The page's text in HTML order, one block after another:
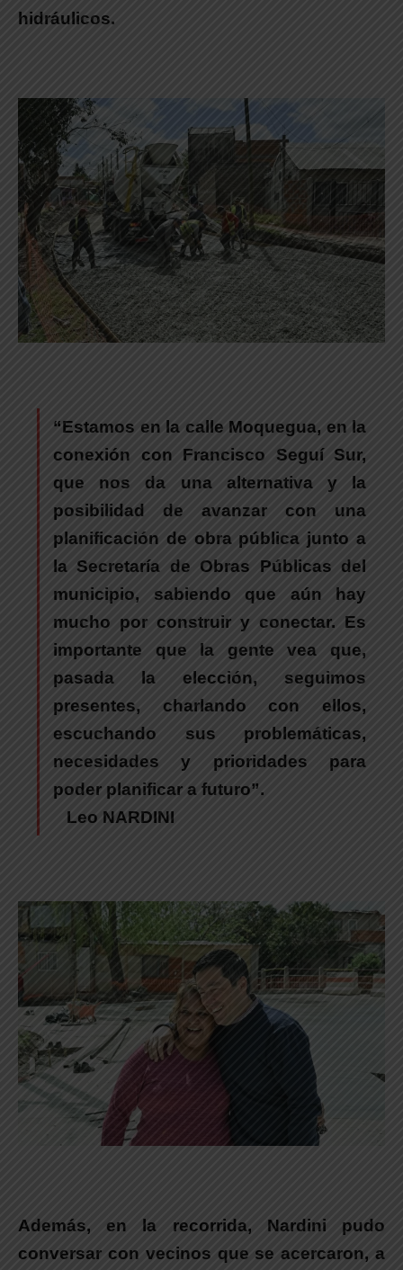
hidráulicos.
“Estamos en la calle Moquegua, en la
conexión con Francisco Seguí Sur,
que nos da una alternativa y la
posibilidad de avanzar con una
planificación de obra pública junto a
la Secretaría de Obras Públicas del
municipio, sabiendo que aún hay
mucho por construir y conectar. Es
importante que la gente vea que,
pasada la elección, seguimos
presentes, charlando con ellos,
escuchando sus problemáticas,
necesidades y prioridades para
poder planificar a futuro”.
Leo NARDINI
Además, en la recorrida, Nardini pudo
conversar con vecinos que se acercaron, a